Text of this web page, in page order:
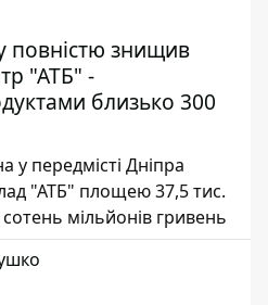
повністю знищив
"АТБ" -
близько 300
передмісті Дніпра
"АТБ" площею 37,5 тис.
мільйонів гривень